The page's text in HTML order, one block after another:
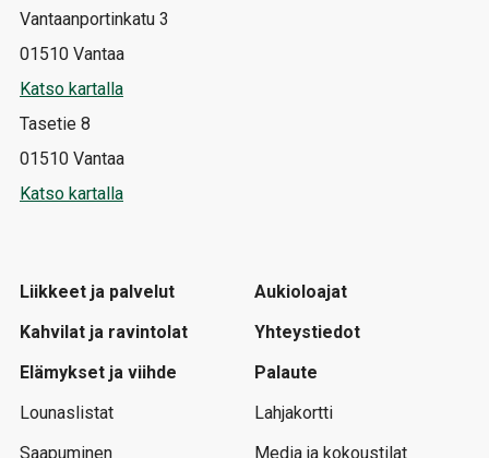
Vantaanportinkatu 3
01510 Vantaa
Katso kartalla
Tasetie 8
01510 Vantaa
Katso kartalla
Liikkeet ja palvelut
Kahvilat ja ravintolat
Elämykset ja viihde
Lounaslistat
Saapuminen
Aukioloajat
Yhteystiedot
Palaute
Lahjakortti
Media ja kokoustilat